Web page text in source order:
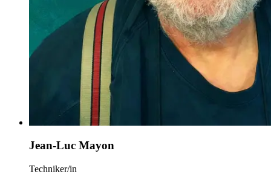
Jean-Luc Mayon
Techniker/in